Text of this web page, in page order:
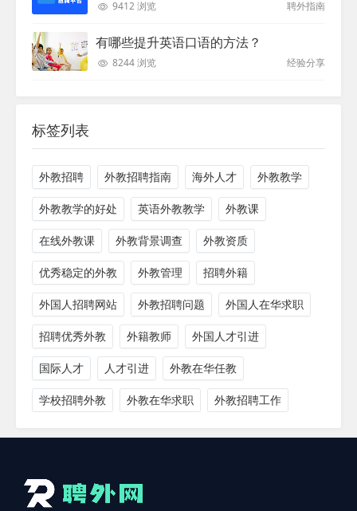
9412 浏览 聘外指南
有哪些提升英语口语的方法？
8244 浏览 经验分享
标签列表
外教招聘 外教招聘指南 海外人才 外教教学
外教教学的好处 英语外教教学 外教课
在线外教课 外教背景调查 外教资质
优秀稳定的外教 外教管理 招聘外籍
外国人招聘网站 外教招聘问题 外国人在华求职
招聘优秀外教 外籍教师 外国人才引进
国际人才 人才引进 外教在华任教
学校招聘外教 外教在华求职 外教招聘工作